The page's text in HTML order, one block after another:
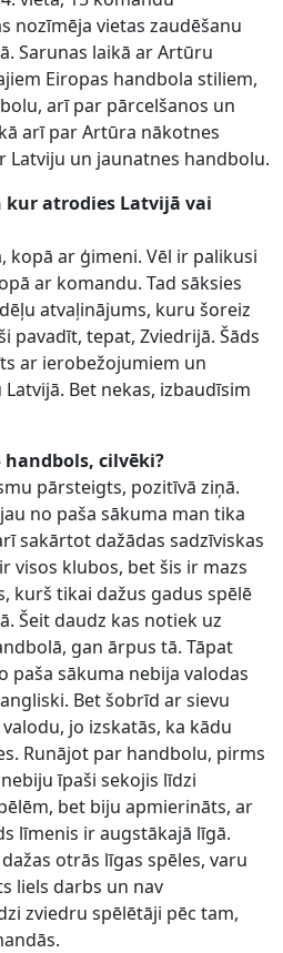
nozīmēja vietas zaudēšanu
Sarunas laikā ar Artūru
Eiropas handbola stiliem,
arī par pārcelšanos un
arī par Artūra nākotnes
Latviju un jaunatnes handbolu.
kur atrodies Latvijā vai
kopā ar ģimeni. Vēl ir palikusi
ar komandu. Tad sāksies
atvaļinājums, kuru šoreiz
pavadīt, tepat, Zviedrijā. Šāds
ar ierobežojumiem un
Bet nekas, izbaudīsim
handbols, cilvēki?
pārsteigts, pozitīvā ziņā.
no paša sākuma man tika
sakārtot dažādas sadzīviskas
visos klubos, bet šis ir mazs
kurš tikai dažus gadus spēlē
Šeit daudz kas notiek uz
gan ārpus tā. Tāpat
paša sākuma nebija valodas
Bet šobrīd ar sievu
jo izskatās, ka kādu
Runājot par handbolu, pirms
īpaši sekojis līdzi
bet biju apmierināts, ar
līmenis ir augstākajā līgā.
otrās līgas spēles, varu
liels darbs un nav
zviedru spēlētāji pēc tam,